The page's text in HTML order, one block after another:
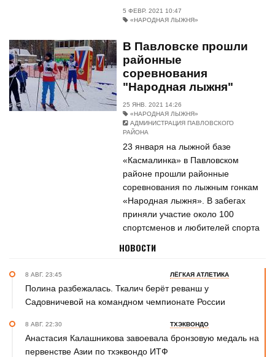
5 ФЕВР. 2021 10:47
«НАРОДНАЯ ЛЫЖНЯ»
В Павловске прошли
районные
соревнования
"Народная лыжня"
25 ЯНВ. 2021 14:26
«НАРОДНАЯ ЛЫЖНЯ»
АДМИНИСТРАЦИЯ ПАВЛОВСКОГО
РАЙОНА
23 января на лыжной базе
«Касмалинка» в Павловском
районе прошли районные
соревнования по лыжным гонкам
«Народная лыжня». В забегах
приняли участие около 100
спортсменов и любителей спорта
НОВОСТИ
8 АВГ. 23:45 ЛЁГКАЯ АТЛЕТИКА
Полина разбежалась. Ткалич берёт реванш у
Садовничевой на командном чемпионате России
8 АВГ. 22:30 ТХЭКВОНДО
Анастасия Калашникова завоевала бронзовую медаль на
первенстве Азии по тхэквондо ИТФ